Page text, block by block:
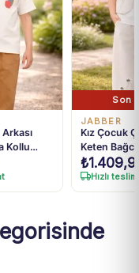
Kollu
Son
JABBER
Kız Çocuk
Keten Bağcıklı Yelek Bol
Paça
₺
Hızlı